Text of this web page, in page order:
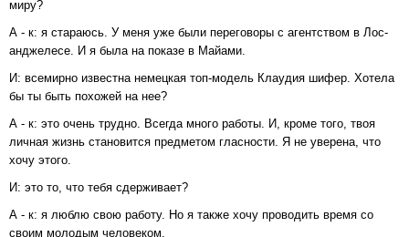
миру?
А - к: я стараюсь. У меня уже были переговоры с агентством в Лос-
анджелесе. И я была на показе в Майами.
И: всемирно известна немецкая топ-модель Клаудия шифер. Хотела
бы ты быть похожей на нее?
А - к: это очень трудно. Всегда много работы. И, кроме того, твоя
личная жизнь становится предметом гласности. Я не уверена, что
хочу этого.
И: это то, что тебя сдерживает?
А - к: я люблю свою работу. Но я также хочу проводить время со
своим молодым человеком.